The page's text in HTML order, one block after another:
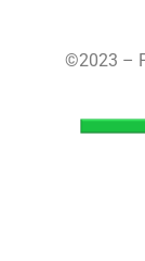
©2023 –